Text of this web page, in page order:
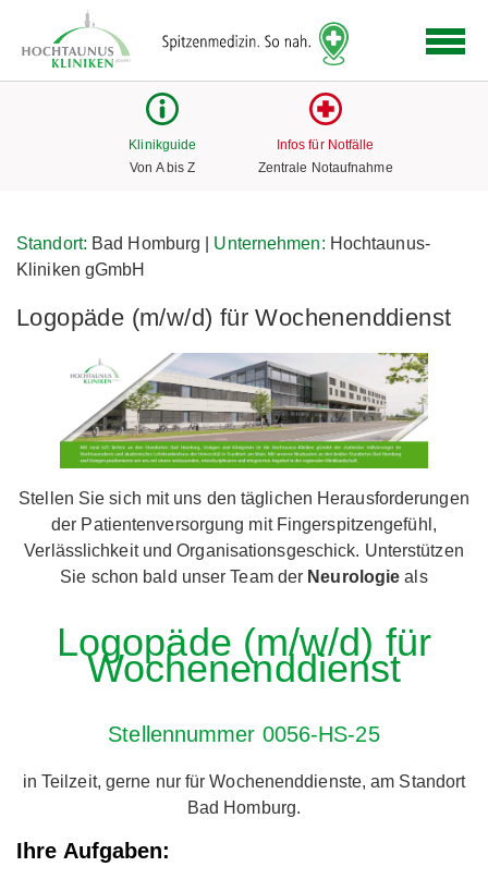
Link
zur
Klinikguide
Von A bis Z
Infos für Notfälle
Zentrale Notaufnahme
Standort: Bad Homburg | Unternehmen: Hochtaunus-
Kliniken gGmbH
Logopäde (m/w/d) für Wochenenddienst
Stellen Sie sich mit uns den täglichen Herausforderungen
der Patientenversorgung mit Fingerspitzengefühl,
Verlässlichkeit und Organisationsgeschick. Unterstützen
Sie schon bald unser Team der Neurologie als
Logopäde (m/w/d) für
Wochenenddienst
Stellennummer 0056-HS-25
in Teilzeit, gerne nur für Wochenenddienste, am Standort
Bad Homburg.
Ihre Aufgaben: